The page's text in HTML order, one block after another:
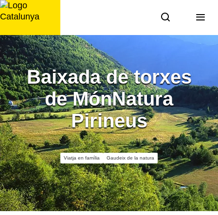
Saltar
al
Baixada de torxes
de MónNatura
Pirineus
Viatja en família Gaudeix de la natura